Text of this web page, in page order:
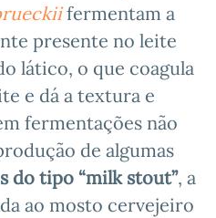
fermentam a
presente no leite
lático, o que coagula
e dá a textura e
fermentações não
de algumas
do tipo “milk stout”, a
ao mosto cervejeiro